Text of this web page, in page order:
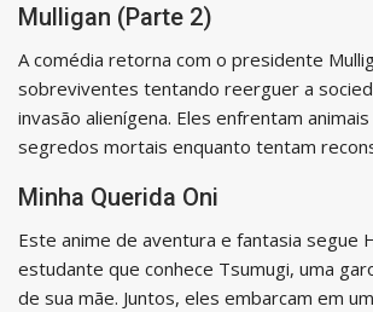
Mulligan (Parte 2)
A comédia retorna com o presidente
sobreviventes tentando reerguer a
invasão alienígena. Eles enfrentam
segredos mortais enquanto tentam
Minha Querida Oni
Este anime de aventura e fantasia segue
estudante que conhece Tsumugi, uma
de sua mãe. Juntos, eles embarcam em